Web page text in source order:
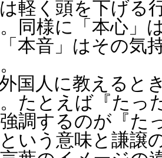
軽く頭を下げる
同様に「本心」
本音」はその気
国人に教えると
たとえば『たっ
調するのが『た
いう意味と謙譲